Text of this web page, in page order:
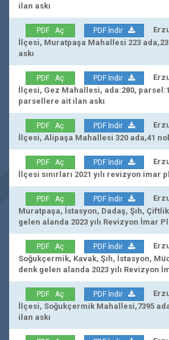
ilan askı
PDF Aç PDF İndir
İlçesi, Muratpaşa Mahallesi 223
askı
PDF Aç PDF İndir
İlçesi, Gez Mahallesi, ada:280,
parsellere ait ilan askı
PDF Aç PDF İndir
İlçesi, Alipaşa Mahallesi 320 ada,41
PDF Aç PDF İndir
İlçesi sınırları 2021 yılı revizyon imar
PDF Aç PDF İndir
Muratpaşa, İstasyon, Dadaş, Şıh,
gelen alanda 2023 yılı Revizyon İmar
PDF Aç PDF İndir
Soğukçermik, Kavak, Şıh, İstasyon,
denk gelen alanda 2023 yılı Revizyon
PDF Aç PDF İndir
İlçesi, Soğukçermik Mahallesi,7395
ilan askı